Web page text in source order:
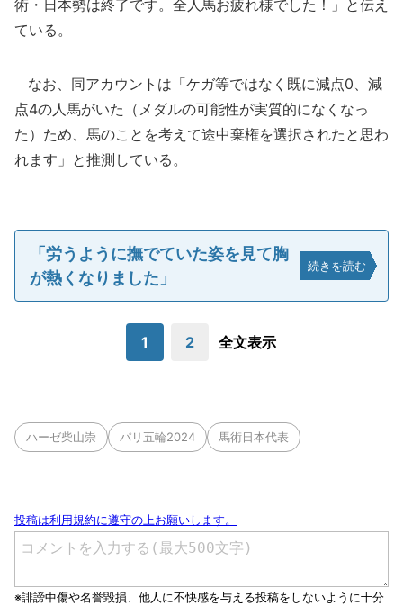
術・日本勢は終了です。全人馬お疲れ様でした！」と伝え
ている。
なお、同アカウントは「ケガ等ではなく既に減点0、減
点4の人馬がいた（メダルの可能性が実質的になくなっ
た）ため、馬のことを考えて途中棄権を選択されたと思わ
れます」と推測している。
「労うように撫でていた姿を見て胸
が熱くなりました」
続きを読む
1 2 全文表示
ハーゼ柴山崇 パリ五輪2024 馬術日本代表